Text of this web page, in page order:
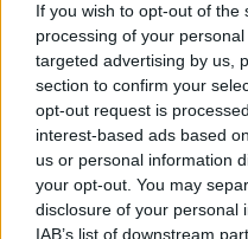
If you wish to opt-out of
processing of your
targeted advertising by us,
section to confirm your
opt-out request is
interest-based ads based
us or personal information
your opt-out. You may
disclosure of your personal
IAB’s list of downstream